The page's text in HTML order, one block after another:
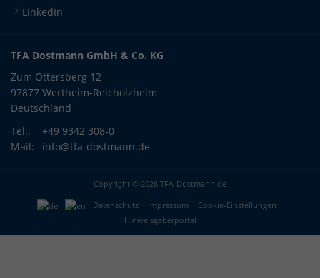
LinkedIn
TFA Dostmann GmbH & Co. KG
Zum Ottersberg 12
97877 Wertheim-Reicholzheim
Deutschland
Tel.:
+49 9342 308-0
Mail:
info@tfa-dostmann.de
Copyright © 2026 TFA-Dostmann.de
Datenschutz Impressum
Cookie-Einstellungen
Hinweisgeberportal